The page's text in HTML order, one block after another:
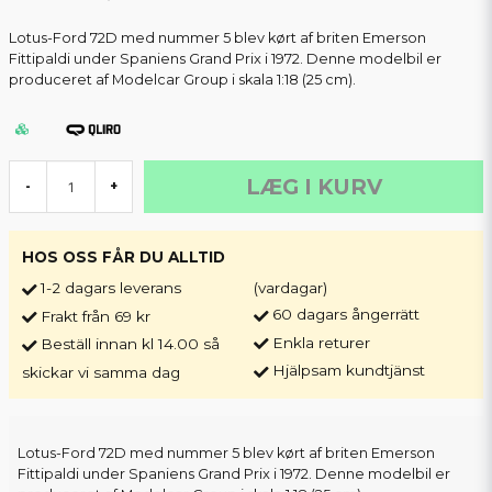
Lotus-Ford 72D med nummer 5 blev kørt af briten Emerson
Fittipaldi under Spaniens Grand Prix i 1972. Denne modelbil er
produceret af Modelcar Group i skala 1:18 (25 cm).
- + LÆG I KURV
HOS OSS FÅR DU ALLTID
1-2 dagars leverans
Frakt från 69 kr
Beställ innan kl 14.00 så
skickar vi samma dag
(vardagar)
60 dagars ångerrätt
Enkla returer
Hjälpsam kundtjänst
Lotus-Ford 72D med nummer 5 blev kørt af briten Emerson
Fittipaldi under Spaniens Grand Prix i 1972. Denne modelbil er